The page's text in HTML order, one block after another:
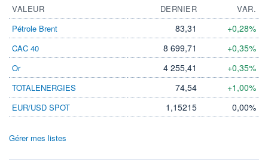
VALEUR DERNIER
VAR.
Pétrole Brent
83,31 +0,28%
CAC 40 8 699,71 +0,35%
Or 4 255,41 +0,35%
TOTALENERGIES 74,54 +1,00%
EUR/USD SPOT 1,15215 0,00%
Gérer mes listes